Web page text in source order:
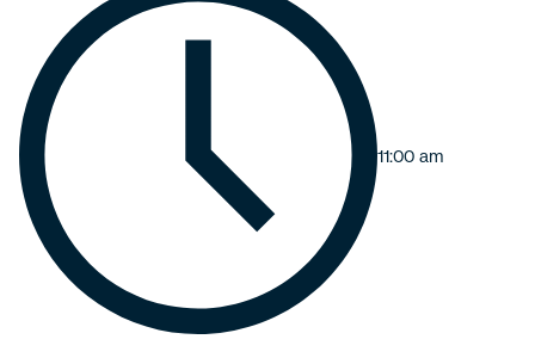
11:00 am